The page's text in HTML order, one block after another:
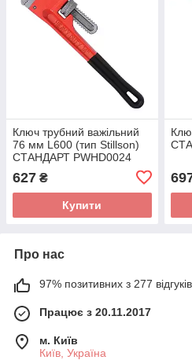
Ключ трубний важільний
76 мм L600 (тип Stillson)
СТАНДАРТ PWHD0024
627 ₴
Купити
Про нас
97% позитивних з 277
Працює з 20.11.2017
м. Київ
Київ, Україна